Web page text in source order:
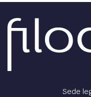
Sede